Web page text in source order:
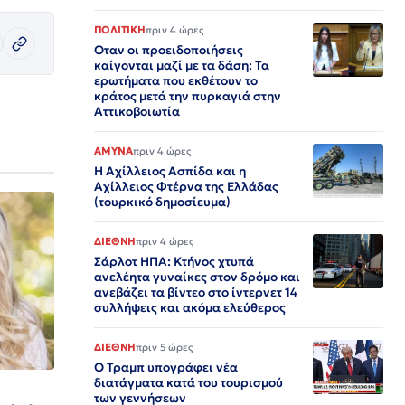
ΠΟΛΙΤΙΚΗπριν 4 ώρες
Οταν οι προειδοποιήσεις
καίγονται μαζί με τα δάση: Τα
ερωτήματα που εκθέτουν το
κράτος μετά την πυρκαγιά στην
Αττικοβοιωτία
ΑΜΥΝΑπριν 4 ώρες
Η Αχίλλειος Ασπίδα και η
Αχίλλειος Φτέρνα της Ελλάδας
(τουρκικό δημοσίευμα)
ΔΙΕΘΝΗπριν 4 ώρες
Σάρλοτ ΗΠΑ: Κτήνος χτυπά
ανελέητα γυναίκες στον δρόμο και
ανεβάζει τα βίντεο στο ίντερνετ 14
συλλήψεις και ακόμα ελεύθερος​​​​​​​​​​​​​​​​​​​​​​​​​​​​​​​​​​​​​​​​​​​​​​​​​​
ΔΙΕΘΝΗπριν 5 ώρες
Ο Τραμπ υπογράφει νέα
διατάγματα κατά του τουρισμού
των γεννήσεων